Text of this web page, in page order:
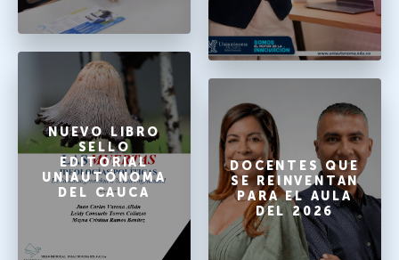
NUEVO LIBRO
SELLO
EDITORIAL
UNIAUTÓNOMA
DEL CAUCA
DOCENTES QUE
SE REINVENTAN
PARA EL AULA
DEL 2026